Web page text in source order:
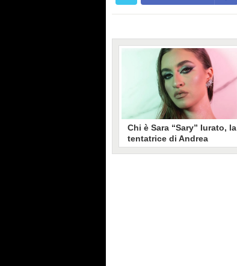
Chi è Sara “Sary” Iurato, la
tentatrice di Andrea
Petraroli a Temptation